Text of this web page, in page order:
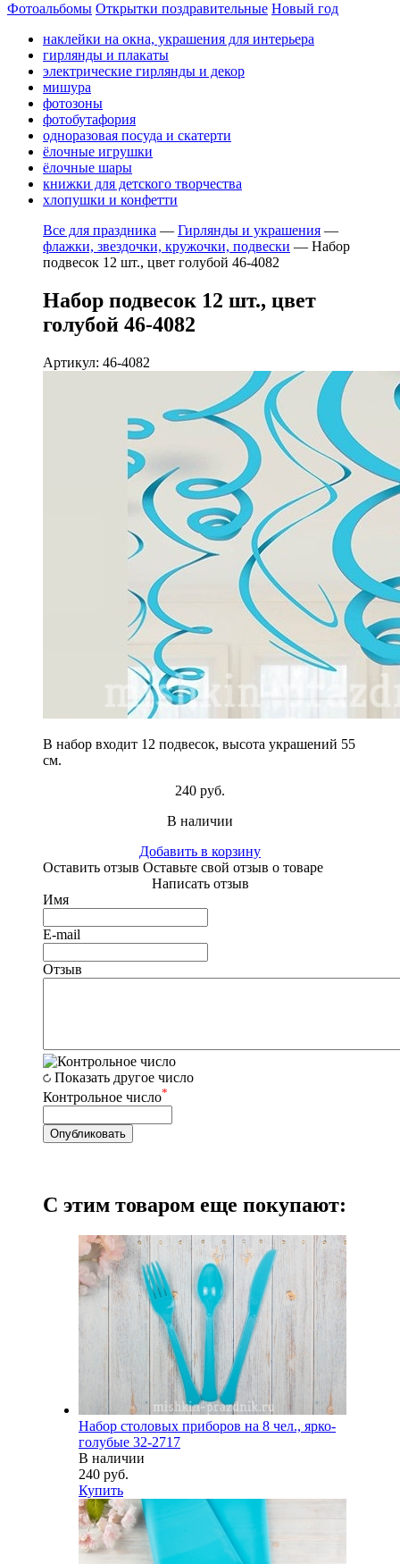
Фотоальбомы Открытки поздравительные Новый год
наклейки на окна, украшения для интерьера
гирлянды и плакаты
электрические гирлянды и декор
мишура
фотозоны
фотобутафория
одноразовая посуда и скатерти
ёлочные игрушки
ёлочные шары
книжки для детского творчества
хлопушки и конфетти
Все для праздника — Гирлянды и украшения —
флажки, звездочки, кружочки, подвески — Набор
подвесок 12 шт., цвет голубой 46-4082
Набор подвесок 12 шт., цвет
голубой 46-4082
Артикул: 46-4082
В набор входит 12 подвесок, высота украшений 55
см.
240 руб.
В наличии
Добавить в корзину
Оставить отзыв Оставьте свой отзыв о товаре
Написать отзыв
Имя
E-mail
Отзыв
Показать другое число
Контрольное число*
С этим товаром еще покупают:
Набор столовых приборов на 8 чел., ярко-
голубые 32-2717
В наличии
240 руб.
Купить